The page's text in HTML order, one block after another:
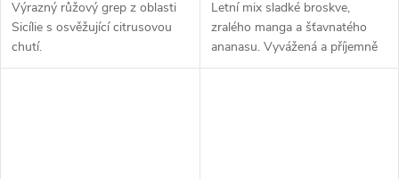
Výrazný růžový grep z oblasti
Sicílie s osvěžující citrusovou
chutí.
Letní mix sladké broskve,
zralého manga a šťavnatého
ananasu. Vyvážená a příjemně
tropická příchuť.